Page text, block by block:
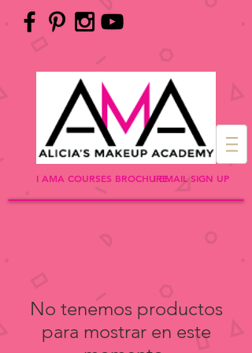
I AMA COURSES BROCHUREI EMAIL SIGN UP
No tenemos productos
para mostrar en este